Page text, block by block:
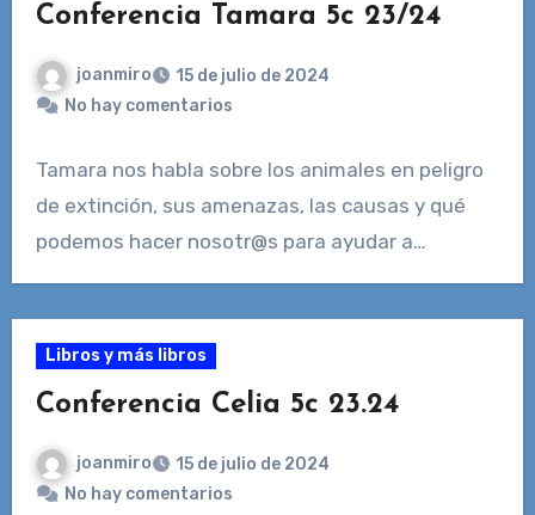
Conferencia Tamara 5c 23/24
joanmiro
15 de julio de 2024
No hay comentarios
Tamara nos habla sobre los animales en peligro
de extinción, sus amenazas, las causas y qué
podemos hacer nosotr@s para ayudar a…
Libros y más libros
Conferencia Celia 5c 23.24
joanmiro
15 de julio de 2024
No hay comentarios